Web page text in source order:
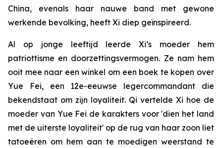
China, evenals haar nauwe band met gewone
werkende bevolking, heeft Xi diep geïnspireerd.
Al op jonge leeftijd leerde Xi’s moeder hem
patriottisme en doorzettingsvermogen. Ze nam hem
ooit mee naar een winkel om een boek te kopen over
Yue Fei, een 12e-eeuwse legercommandant die
bekendstaat om zijn loyaliteit. Qi vertelde Xi hoe de
moeder van Yue Fei de karakters voor 'dien het land
met de uiterste loyaliteit' op de rug van haar zoon liet
tatoeëren om hem aan te moedigen weerstand te